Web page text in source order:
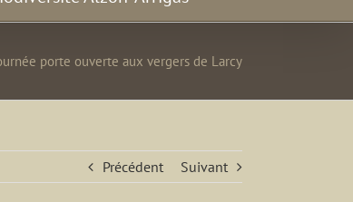
porte ouverte aux vergers de Larcy
Précédent Suivant